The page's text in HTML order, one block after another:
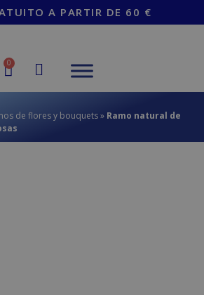
A PARTIR DE 60 €
0
de flores y bouquets» Ramo natural de